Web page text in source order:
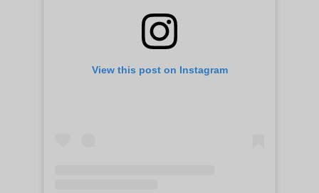
View this post on Instagram